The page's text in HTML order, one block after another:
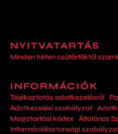
NYITVATARTÁS
Minden héten csütörtöktől
INFORMÁCIÓK
Tájékoztatás adatkezelésről
Adatkezelési szabályzat
Magatartási kódex Általános
Információbiztonsági